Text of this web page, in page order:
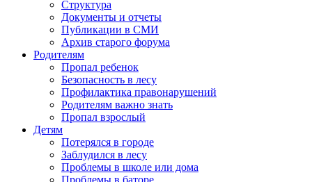
Структура
Документы и отчеты
Публикации в СМИ
Архив старого форума
Родителям
Пропал ребенок
Безопасность в лесу
Профилактика правонарушений
Родителям важно знать
Пропал взрослый
Детям
Потерялся в городе
Заблудился в лесу
Проблемы в школе или дома
Проблемы в баторе